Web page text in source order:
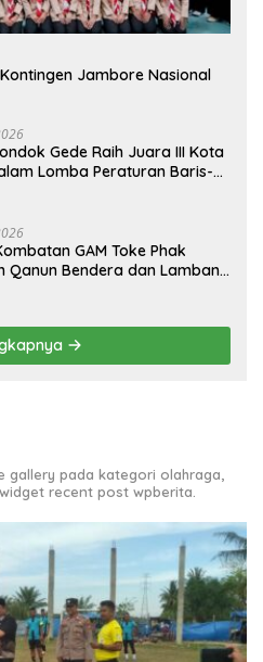
Jambore Nasional
Gede Raih Juara III Kota
Lomba Peraturan Baris-
GAM Toke Phak
Qanun Bendera dan Lambang
pada kategori olahraga,
recent post wpberita.